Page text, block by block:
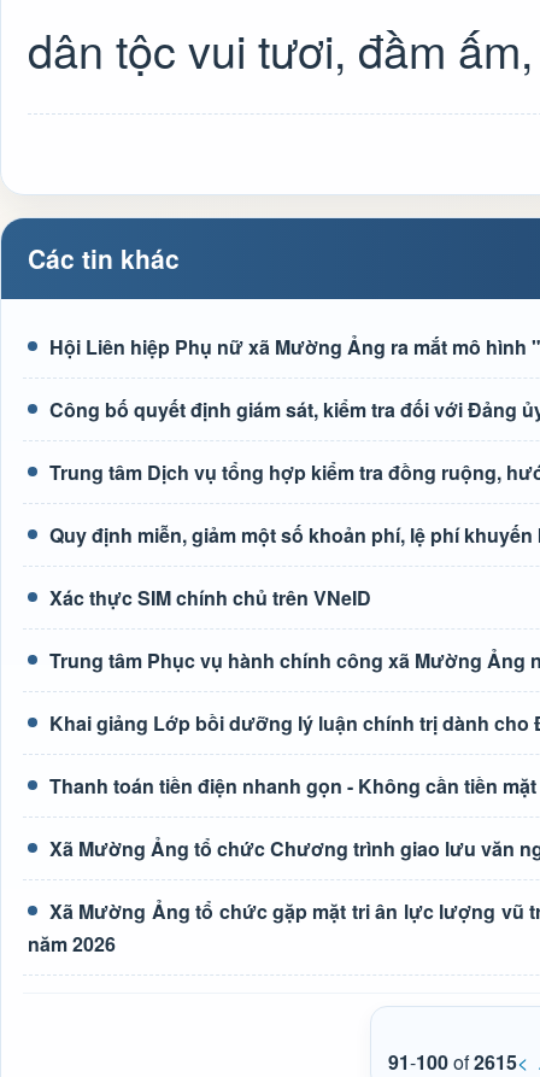
dân tộc vui tươi, đầm
Các tin khác
Hội Liên hiệp Phụ nữ xã Mường Ảng ra mắt mô
Công bố quyết định giám sát, kiểm tra đối với Đảng
Trung tâm Dịch vụ tổng hợp kiểm tra đồng ruộng,
Quy định miễn, giảm một số khoản phí, lệ phí
Xác thực SIM chính chủ trên VNeID
Trung tâm Phục vụ hành chính công xã Mường Ảng
Khai giảng Lớp bồi dưỡng lý luận chính trị dành cho
Thanh toán tiền điện nhanh gọn - Không cần tiền mặt
Xã Mường Ảng tổ chức Chương trình giao lưu văn
Xã Mường Ảng tổ chức gặp mặt tri ân lực lượng vũ
năm 2026
91-100of2615<